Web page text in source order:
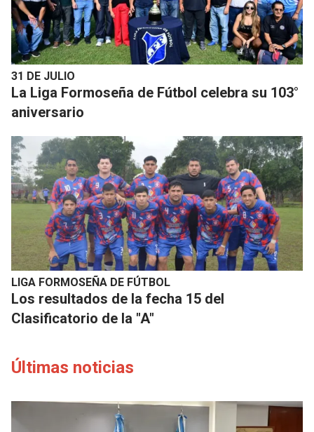
31 DE JULIO
La Liga Formoseña de Fútbol celebra su 103°
aniversario
LIGA FORMOSEÑA DE FÚTBOL
Los resultados de la fecha 15 del
Clasificatorio de la "A"
Últimas noticias